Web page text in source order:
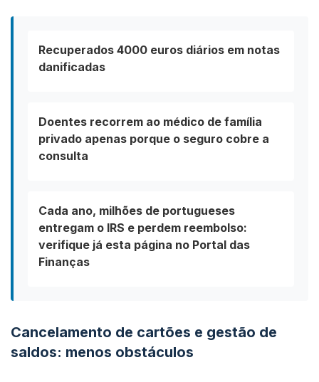
Recuperados 4000 euros diários em notas
danificadas
Doentes recorrem ao médico de família
privado apenas porque o seguro cobre a
consulta
Cada ano, milhões de portugueses
entregam o IRS e perdem reembolso:
verifique já esta página no Portal das
Finanças
Cancelamento de cartões e gestão de
saldos: menos obstáculos